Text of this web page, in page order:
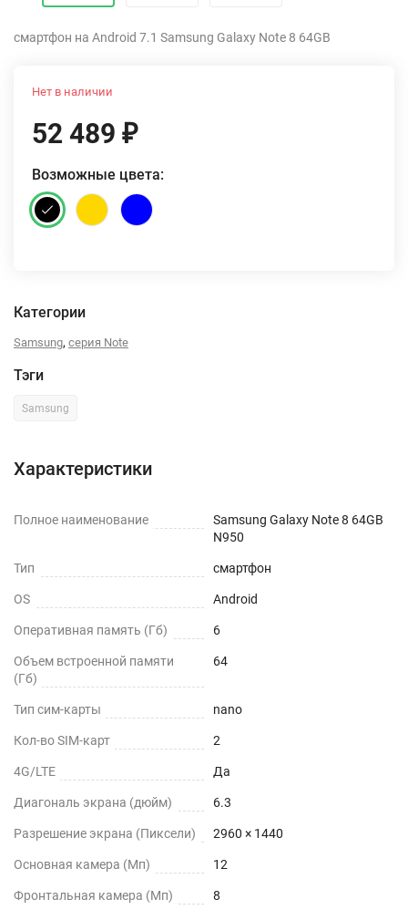
смартфон на Android 7.1 Samsung Galaxy Note 8 64GB
Нет в наличии
52 489 ₽
Возможные цвета:
Категории
Samsung, серия Note
Тэги
Samsung
Характеристики
Полное наименование
Samsung Galaxy Note 8 64GB
N950
Тип смартфон
OS Android
Оперативная память (Гб) 6
Объем встроенной памяти
(Гб)
64
Тип сим-карты nano
Кол-во SIM-карт 2
4G/LTE Да
Диагональ экрана (дюйм) 6.3
Разрешение экрана (Пиксели) 2960 × 1440
Основная камера (Мп) 12
Фронтальная камера (Мп) 8